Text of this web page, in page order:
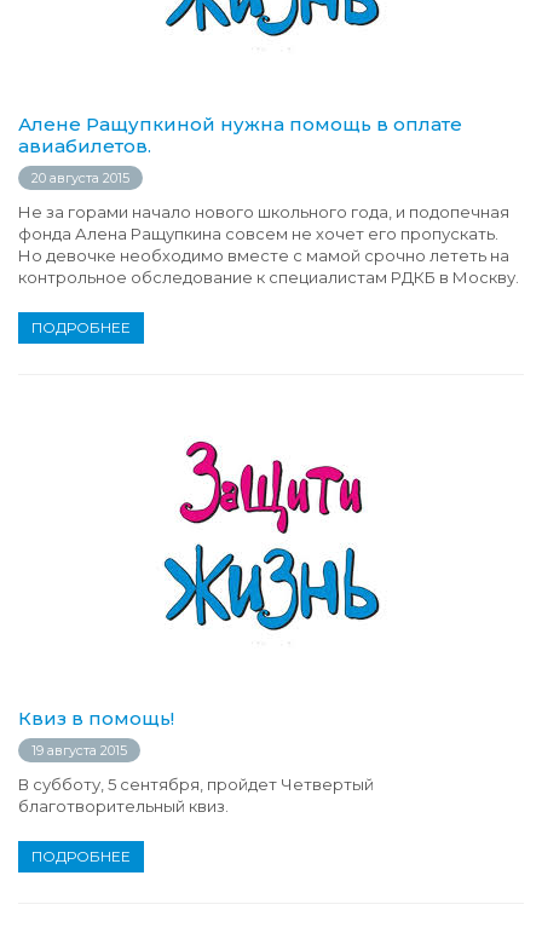
Алене Ращупкиной нужна помощь в оплате
авиабилетов.
20 августа 2015
Не за горами начало нового школьного года, и подопечная
фонда Алена Ращупкина совсем не хочет его пропускать.
Но девочке необходимо вместе с мамой срочно лететь на
контрольное обследование к специалистам РДКБ в Москву.
ПОДРОБНЕЕ
Квиз в помощь!
19 августа 2015
В субботу, 5 сентября, пройдет Четвертый
благотворительный квиз.
ПОДРОБНЕЕ